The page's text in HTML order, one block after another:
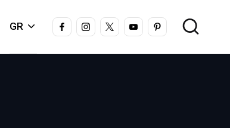
GR FACEBOOKINSTAGRAM
X YOUTUBEPINTEREST